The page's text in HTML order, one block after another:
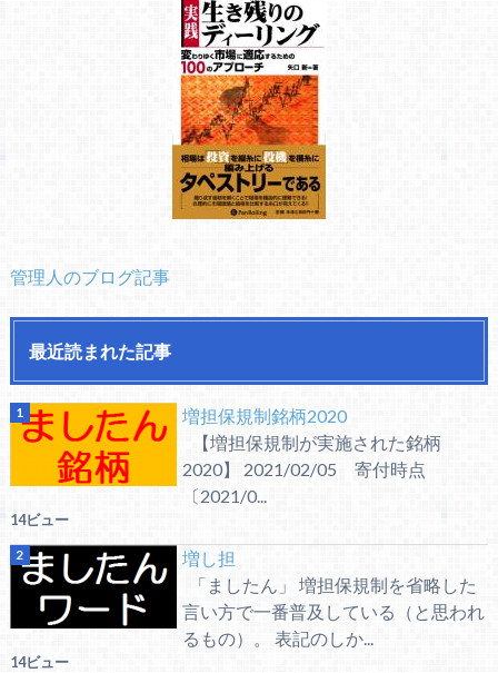
管理人のブログ記事
最近読まれた記事
増担保規制銘柄2020
【増担保規制が実施された銘柄
2020】 2021/02/05 寄付時点
〔2021/0...
14ビュー
増し担
「ましたん」 増担保規制を省略した
言い方で一番普及している（と思われ
るもの）。 表記のしか...
14ビュー